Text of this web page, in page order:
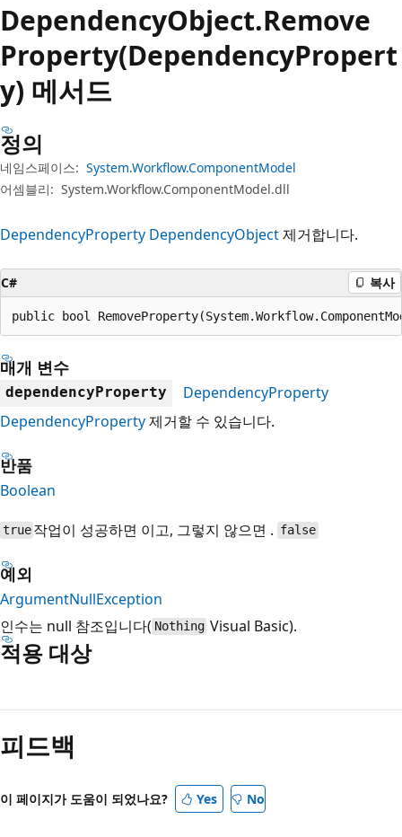
DependencyObject.Remove
Property(DependencyPropert
y) 메서드
정의
네임스페이스: System.Workflow.ComponentModel
어셈블리: System.Workflow.ComponentModel.dll
DependencyProperty DependencyObject제거합니다.
C# 복사
public bool
매개 변수
dependencyProperty
DependencyProperty
DependencyProperty제거할 수 있습니다.
반품
Boolean
true 작업이 성공하면 이고, 그렇지 않으면 . false
예외
ArgumentNullException
인수는 null 참조입니다( Nothing Visual Basic).
적용 대상
기
모
사
피드백
이 페이지가 도움이 되었나요? Yes No